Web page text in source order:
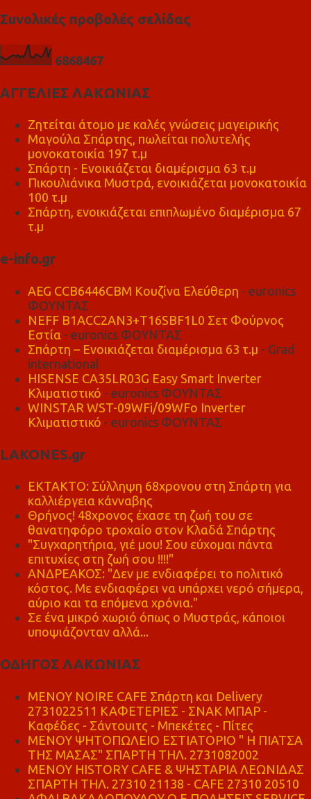
Συνολικές προβολές σελίδας
6868467
ΑΓΓΕΛΙΕΣ ΛΑΚΩΝΙΑΣ
Ζητείται άτομο με καλές γνώσεις μαγειρικής
Μαγούλα Σπάρτης, πωλείται πολυτελής
μονοκατοικία 197 τ.μ
Σπάρτη - Ενοικιάζεται διαμέρισμα 63 τ.μ
Πικουλιάνικα Μυστρά, ενοικιάζεται μονοκατοικία
100 τ.μ
Σπάρτη, ενοικιάζεται επιπλωμένο διαμέρισμα 67
τ.μ
e-info.gr
AEG CCB6446CBM Κουζίνα Ελεύθερη - euronics
ΦΟΥΝΤΑΣ
NEFF B1ACC2AN3+T16SBF1L0 Σετ Φούρνος
Εστία - euronics ΦΟΥΝΤΑΣ
Σπάρτη – Ενοικιάζεται διαμέρισμα 63 τ.μ - Grad
international
HISENSE CA35LR03G Easy Smart Inverter
Κλιματιστικό - euronics ΦΟΥΝΤΑΣ
WINSTAR WST-09WFi/09WFo Inverter
Κλιματιστικό - euronics ΦΟΥΝΤΑΣ
LAKONES.gr
ΕΚΤΑΚΤΟ: Σύλληψη 68χρονου στη Σπάρτη για
καλλιέργεια κάνναβης
Θρήνος! 48χρονος έχασε τη ζωή του σε
θανατηφόρο τροχαίο στον Κλαδά Σπάρτης
"Συγχαρητήρια, γιέ μου! Σου εύχομαι πάντα
επιτυχίες στη ζωή σου !!!!"
ΑΝΔΡΕΑΚΟΣ: "Δεν με ενδιαφέρει το πολιτικό
κόστος. Με ενδιαφέρει να υπάρχει νερό σήμερα,
αύριο και τα επόμενα χρόνια."
Σε ένα μικρό χωριό όπως ο Μυστράς, κάποιοι
υποψιάζονταν αλλά...
ΟΔΗΓΟΣ ΛΑΚΩΝΙΑΣ
MENOY NOIRE CAFE Σπάρτη και Delivery
2731022511 ΚΑΦΕΤΕΡΙΕΣ - ΣΝΑΚ ΜΠΑΡ -
Καφέδες - Σάντουιτς - Μπεκέτες - Πίτες
ΜΕΝΟΥ ΨΗΤΟΠΩΛΕΙΟ ΕΣΤΙΑΤΟΡΙΟ " Η ΠΙΑΤΣΑ
ΤΗΣ ΜΑΣΑΣ" ΣΠΑΡΤΗ ΤΗΛ. 2731082002
ΜΕΝΟΥ HISTORY CAFE & ΨΗΣΤΑΡΙΑ ΛΕΩΝΙΔΑΣ
ΣΠΑΡΤΗ ΤΗΛ. 27310 21138 - CAFE 27310 20510